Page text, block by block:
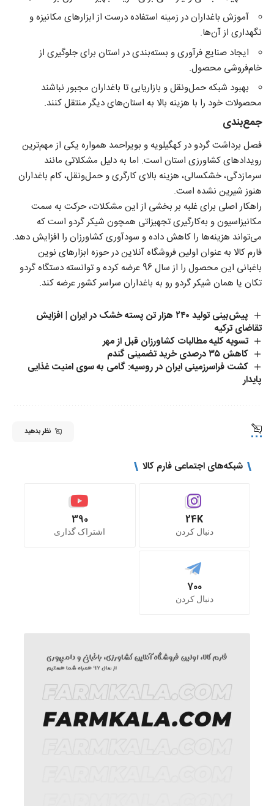
آموزش باغداران در زمینه استفاده درست از ابزارهای مکانیزه و
نگهداری از آن‌ها.
ایجاد صنایع فرآوری و بسته‌بندی در استان برای جلوگیری از
خام‌فروشی محصول.
بهبود شبکه حمل‌ونقل و بازاریابی تا باغداران مجبور نباشند
محصولات خود را با هزینه بالا به استان‌های دیگر منتقل کنند.
جمع‌بندی
فصل برداشت گردو در کهگیلویه و بویراحمد همواره یکی از مهم‌ترین
رویدادهای کشاورزی استان است. اما به دلیل مشکلاتی مانند
سرمازدگی، خشکسالی، هزینه بالای کارگری و حمل‌ونقل، کام باغداران
هنوز شیرین نشده است.
راهکار اصلی برای غلبه بر بخشی از این مشکلات، حرکت به سمت
مکانیزاسیون و به‌کارگیری تجهیزاتی همچون شیکر گردو است که
می‌تواند هزینه‌ها را کاهش داده و سودآوری کشاورزان را افزایش دهد.
فارم کالا به عنوان اولین فروشگاه آنلاین در حوزه ابزارهای نوین
باغبانی این محصول را از سال 96 عرضه کرده و توانسته
دستگاه گردو
تکان یا همان شیکر گردو رو به باغداران سراسر کشور عرضه کند.
پیش‌بینی تولید ۲۴۰ هزار تن پسته خشک در ایران | افزایش
تقاضای ترکیه
تسویه کلیه مطالبات کشاورزان قبل از مهر
کاهش ۳۵ درصدی خرید تضمینی گندم
کشت فراسرزمینی ایران در روسیه: گامی به سوی امنیت غذایی
پایدار
نظر بدهید
شبکه‌های اجتماعی فارم کالا
24K
دنبال کردن
390
اشتراک گذاری
700
دنبال کردن